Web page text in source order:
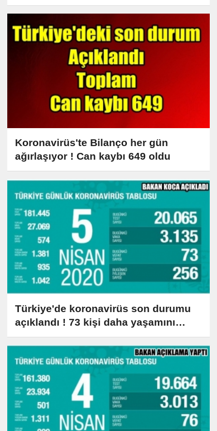
Koronavirüs'te Bilanço her gün
ağırlaşıyor ! Can kaybı 649 oldu
Türkiye'de koronavirüs son durumu
açıklandı ! 73 kişi daha yaşamını
yitirdi